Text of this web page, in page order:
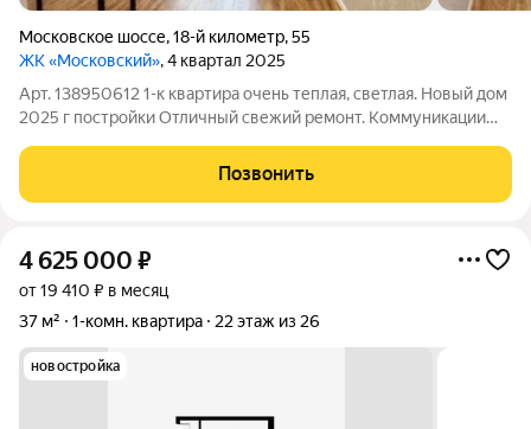
Московское шоссе,18-й километр,55
ЖК «Московский», 4 квартал 2025
Арт. 138950612 1-к квартира очень теплая, светлая. Новый дом
2025 г постройки Отличный свежий ремонт. Коммуникации
Счетчики. Умеренные платежи. Чистый современный подъезд.
Приятные соседи.
Позвонить
4 625 000 ₽
от 19 410 ₽ в месяц
37 м²
1-комн. квартира 22 этаж из 26
новостройка